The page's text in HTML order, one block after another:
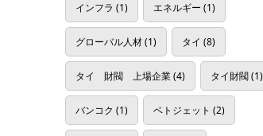
インフラ (1) エネルギー (1)
グローバル人材(1) タイ (8)
タイ 財閥 上場企業(4) タイ財閥(1)
バンコク (1) ベトジェット (2)